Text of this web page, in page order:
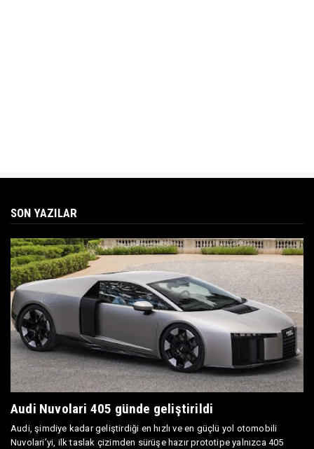
SON YAZILAR
Audi Nuvolari 405 günde geliştirildi
Audi, şimdiye kadar geliştirdiği en hızlı ve en güçlü yol otomobili
Nuvolari’yi, ilk taslak çizimden sürüşe hazır prototipe yalnızca 405